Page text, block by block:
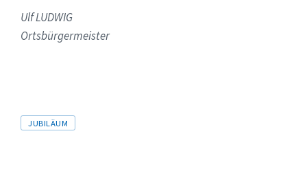
Ulf LUDWIG
Ortsbürgermeister
Tags
JUBILÄUM